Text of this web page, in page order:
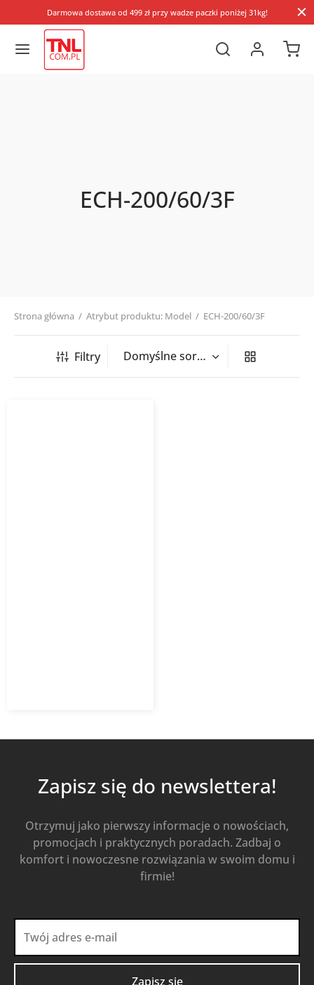
Darmowa dostawa od 499 zł przy wadze paczki poniżej 31kg!
ECH-200/60/3F
Strona główna / Atrybut produktu: Model / ECH-200/60/3F
Filtry
Zapisz się do newslettera!
Otrzymuj jako pierwszy informacje o nowościach,
promocjach i praktycznych poradach. Zadbaj o
komfort i nowoczesne rozwiązania w swoim domu i
firmie!